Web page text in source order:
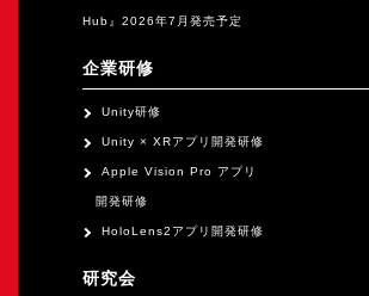
Hub』2026年7月発売予定
企業研修
Unity研修
Unity × XRアプリ開発研修
Apple Vision Pro アプリ
開発研修
HoloLens2アプリ開発研修
研究会